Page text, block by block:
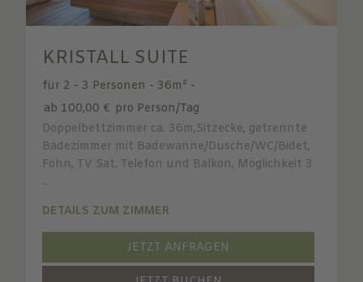
KRISTALL SUITE
für 2 - 3 Personen - 36m² -
ab 100,00 € pro Person/Tag
Doppelbettzimmer ca. 36m,Sitzecke, getrennte
Badezimmer mit Badewanne/Dusche/WC/Bidet,
Föhn, TV Sat, Telefon und Balkon, Möglichkeit 3
...
DETAILS ZUM ZIMMER
JETZT ANFRAGEN